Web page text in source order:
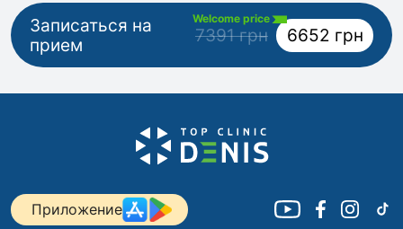
Записаться на
прием
Welcome price
7391 грн 6652 грн
Приложение